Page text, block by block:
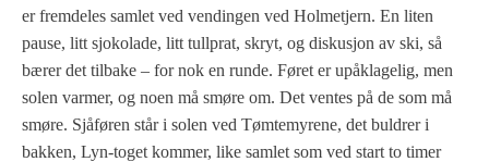
er fremdeles samlet ved vendingen ved Holmetjern. En liten
pause, litt sjokolade, litt tullprat, skryt, og diskusjon av ski, så
bærer det tilbake – for nok en runde. Føret er upåklagelig, men
solen varmer, og noen må smøre om. Det ventes på de som må
smøre. Sjåføren står i solen ved Tømtemyrene, det buldrer i
bakken, Lyn-toget kommer, like samlet som ved start to timer